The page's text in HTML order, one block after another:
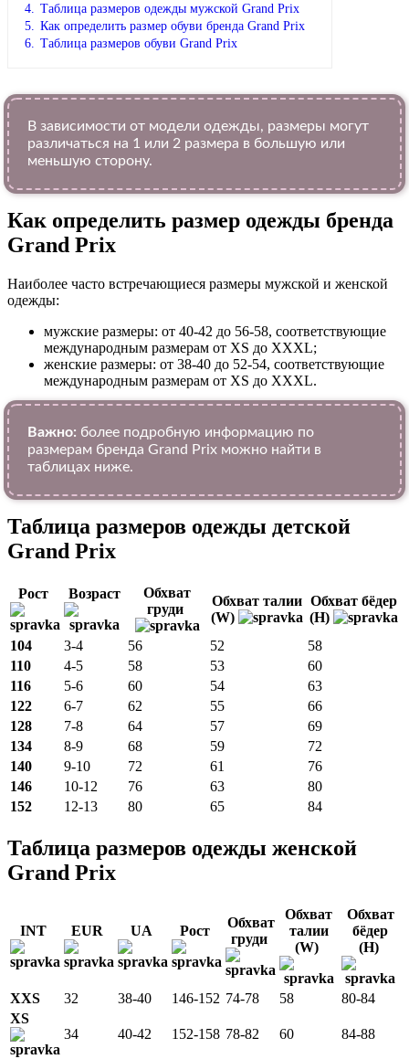
4. Таблица размеров одежды мужской Grand Prix
5. Как определить размер обуви брендa Grand Prix
6. Таблица размеров обуви Grand Prix
В зависимости от модели одежды, размеры могут
различаться на 1 или 2 размера в большую или
меньшую сторону.
Как определить размер одежды брендa
Grand Prix
Наиболее часто встречающиеся размеры мужской и женской
одежды:
мужские размеры: от 40-42 до 56-58, соответствующие
международным размерам от XS до XXXL;
женские размеры: от 38-40 до 52-54, соответствующие
международным размерам от XS до XXXL.
Важно: более подробную информацию по
размерам бренда Grand Prix можно найти в
таблицах ниже.
Таблица размеров одежды детской
Grand Prix
Рост Возраст
Обхват
груди
Обхват талии
(W)
Обхват бёдер
(H)
104
3-4 56 52
58
110
4-5 58 53
60
116
5-6 60 54
63
122
6-7 62 55
66
128
7-8 64 57
69
134
8-9 68 59
72
140
9-10 72 61
76
146
10-12 76 63
80
152
12-13 80 65 84
Таблица размеров одежды женской
Grand Prix
INT EUR UA Рост
Обхват
груди
Обхват
талии
(W)
Обхват
бёдер
(H)
XXS 32 38-40 146-152 74-78 58
80-84
XS
34
40-42 152-158 78-82 60 84-88